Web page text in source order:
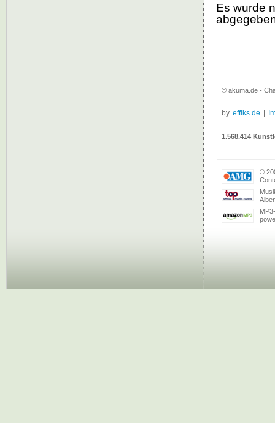
Es wurde
© akuma.de -
by effiks.de
1.568.414
©